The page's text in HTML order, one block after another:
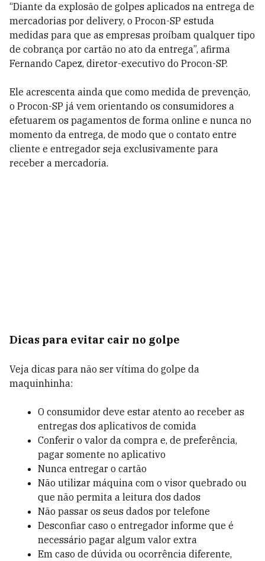
“Diante da explosão de golpes aplicados na entrega de
mercadorias por delivery, o Procon-SP estuda
medidas para que as empresas proíbam qualquer tipo
de cobrança por cartão no ato da entrega”, afirma
Fernando Capez, diretor-executivo do Procon-SP.
Ele acrescenta ainda que como medida de prevenção,
o Procon-SP já vem orientando os consumidores a
efetuarem os pagamentos de forma online e nunca no
momento da entrega, de modo que o contato entre
cliente e entregador seja exclusivamente para
receber a mercadoria.
Dicas para evitar cair no golpe
Veja dicas para não ser vítima do golpe da
maquinhinha:
O consumidor deve estar atento ao receber as
entregas dos aplicativos de comida
Conferir o valor da compra e, de preferência,
pagar somente no aplicativo
Nunca entregar o cartão
Não utilizar máquina com o visor quebrado ou
que não permita a leitura dos dados
Não passar os seus dados por telefone
Desconfiar caso o entregador informe que é
necessário pagar algum valor extra
Em caso de dúvida ou ocorrência diferente,